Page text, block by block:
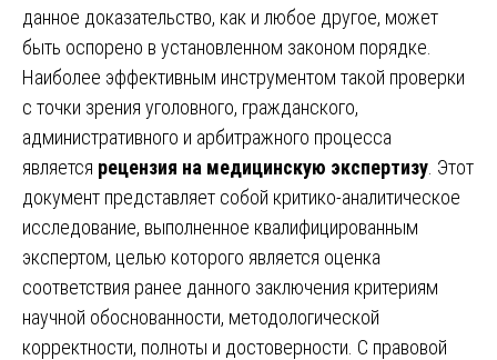
данное доказательство, как и любое другое, может
быть оспорено в установленном законом порядке.
Наиболее эффективным инструментом такой проверки
с точки зрения уголовного, гражданского,
административного и арбитражного процесса
является рецензия на медицинскую экспертизу . Этот
документ представляет собой критико-аналитическое
исследование, выполненное квалифицированным
экспертом, целью которого является оценка
соответствия ранее данного заключения критериям
научной обоснованности, методологической
корректности, полноты и достоверности. С правовой